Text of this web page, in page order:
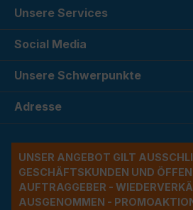
Unsere Services
Social Media
Unsere Schwerpunkte
Adresse
UNSER ANGEBOT GILT
ESCHÄFTSKUNDEN UND
UFTRAGGEBER -
USGENOMMEN -